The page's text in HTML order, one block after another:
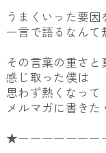
うまくいった要因
一言で語るなんて
その言葉の重さと
感じ取った僕は
思わず熱くなって
メルマガに書きた
★ーーーーーーー